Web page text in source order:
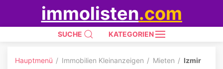
immolisten.com
SUCHE KATEGORIEN
Hauptmenü Immobilien Kleinanzeigen Mieten Izmir